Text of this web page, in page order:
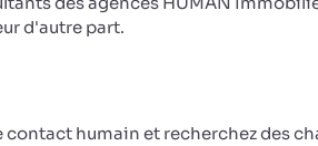
d'autre part.
contact humain et recherchez des